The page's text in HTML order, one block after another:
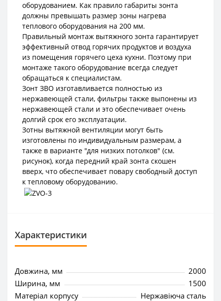
оборудованием. Как правило габариты зонта
должны превышать размер зоны нагрева
теплового оборудования на 200 мм.
Правильный монтаж вытяжного зонта гарантирует
эффективный отвод горячих продуктов и воздуха
из помещения горячего цеха кухни. Поэтому при
монтаже такого оборудование всегда следует
обращаться к специалистам.
Зонт ЗВО изготавливается полностью из
нержавеющей стали, фильтры также выпонены из
нержавеющей стали и это обеспечивает очень
долгий срок его эксплуатации.
Зотны вытяжной вентиляции могут быть
изготовлены по индивидуальным размерам, а
также в варианте "для низких потолков" (см.
рисунок), когда передний край зонта скошен
вверх, что обеспечивает повару свободный доступ
к тепловому оборудованию.
Характеристики
Довжина, мм
2000
Ширина, мм
1500
Матеріал корпусу
Нержавіюча сталь